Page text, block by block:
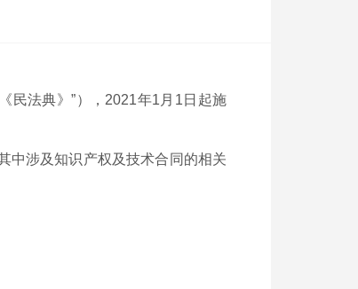
民法典》”）， 2021年1 月 1 日起施
中涉及知识产权及技术合同的相关